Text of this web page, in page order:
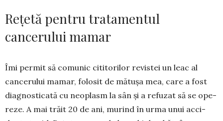
Rețetă pentru tratamentul
cancerului mamar
Îmi permit să comunic cititorilor revistei un leac al
cancerului mamar, folosit de mă­tușa mea, care a fost
diagnosticată cu neo­plasm la sân și a refuzat să se ope­
reze. A mai trăit 20 de ani, murind în urma unui acci­